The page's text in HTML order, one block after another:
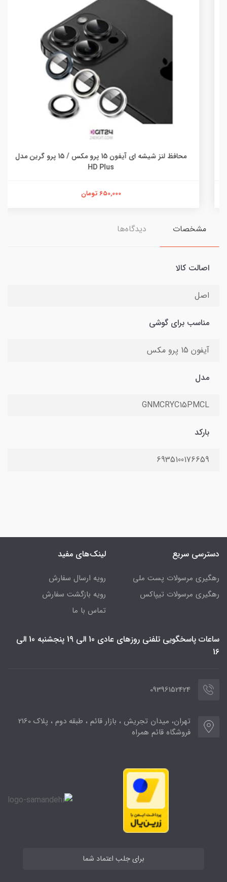
محافظ لنز شیشه ای آیفون 15 پرو مکس / 15 پرو گرین مدل
HD Plus
650,000 تومان
مشخصات دیدگاه‌ها
اصالت کالا
اصل
مناسب برای گوشی
آیفون 15 پرو مکس
مدل
GNMCRYC15PMCL
بارکد
6935100176659
دسترسی سریع
رهگیری مرسولات پست ملی
رهگیری مرسولات تیپاکس
لینک‌های مفید
رویه ارسال سفارش
رویه بازگشت سفارش
تماس با ما
ساعات پاسخگویی تلفنی روزهای عادی 10 الی 19 پنجشنبه 10 الی
16
09396152424
تهران، میدان تجریش ، بازار قائم ، طبقه دوم ، پلاک 2160
فروشگاه قائم همراه
برای جلب اعتماد شما